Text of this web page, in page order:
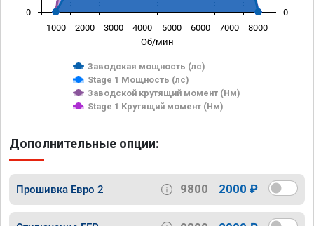
Об/мин
Заводская мощность (лс)
Stage 1 Мощность (лс)
Заводской крутящий момент (Нм)
Stage 1 Крутящий момент (Нм)
1000 2000 3000 4000 5000 6000 7000 8000
0 0
Дополнительные опции:
Прошивка Евро 2 9800 2000 ₽